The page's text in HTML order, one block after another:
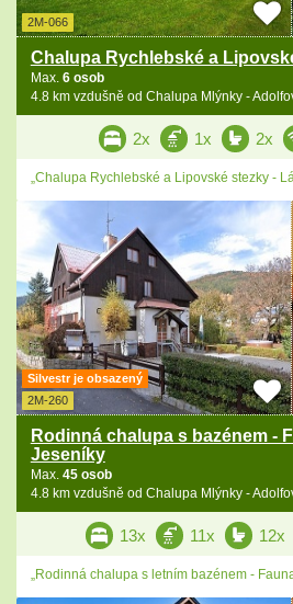
2M-066
Chalupa Rychlebské a
Max. 6 osob
4.8 km vzdušně od Chalupa Mlýnky -
2x 1x 2x
„Chalupa Rychlebské a Lipovské stezky -
Silvestr je obsazený
2M-260
Rodinná chalupa s bazénem -
Jeseníky
Max. 45 osob
4.8 km vzdušně od Chalupa Mlýnky -
13x 11x 12x
„Rodinná chalupa s letním bazénem -